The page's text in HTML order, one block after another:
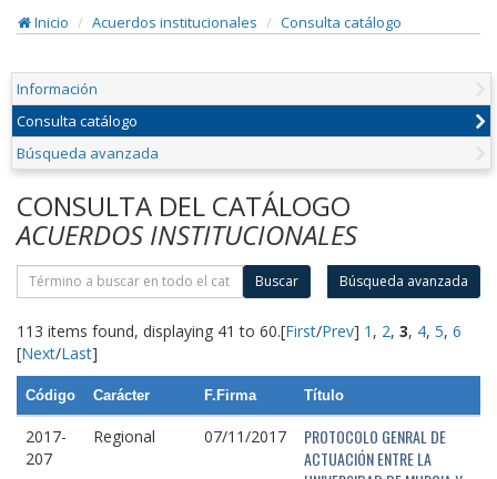
Inicio
Acuerdos institucionales Consulta catálogo
Información
Consulta catálogo
Búsqueda avanzada
CONSULTA DEL CATÁLOGO
ACUERDOS INSTITUCIONALES
Buscar Búsqueda avanzada
113 items found, displaying 41 to 60.[First/Prev] 1 , 2, 3, 4, 5, 6
[Next/Last]
Código Carácter F.Firma Título
2017-
207
Regional 07/11/2017
PROTOCOLO GENRAL DE
ACTUACIÓN ENTRE LA